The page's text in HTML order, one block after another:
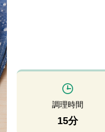
調理時間
15分